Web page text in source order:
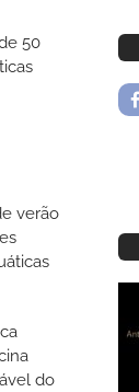
verão
do